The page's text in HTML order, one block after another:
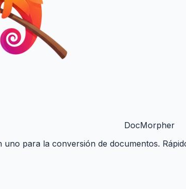
DocMorpher
para la conversión de documentos.